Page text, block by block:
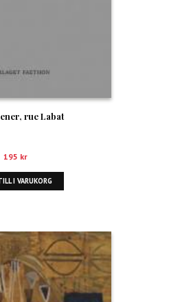
rue Labat
195 kr
I VARUKORG